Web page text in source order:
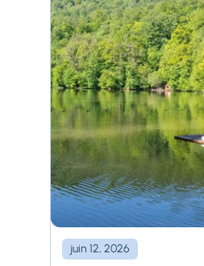
juin 12, 2026